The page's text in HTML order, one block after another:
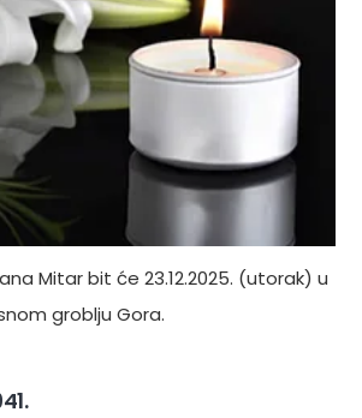
Mitar bit će 23.12.2025. (utorak) u
groblju Gora.